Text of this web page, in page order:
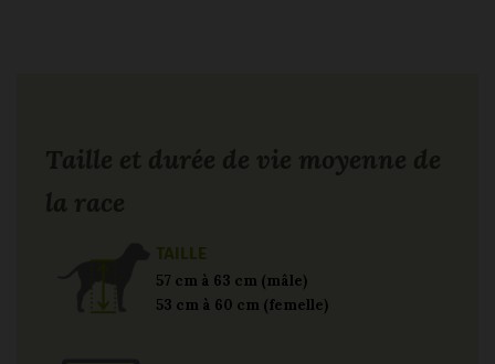
TAILLE
57 cm à 63 cm (mâle)
53 cm à 60 cm (femelle)